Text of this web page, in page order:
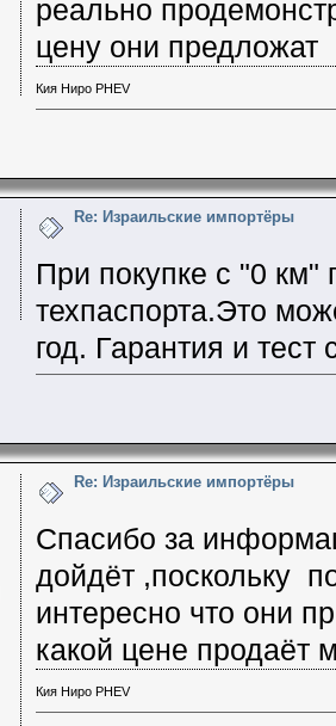
реально
цену они предложат
Кия Ниро PHEV
Re: Израильские импортёры
При покупке с "0 км"
техпаспорта.Это
год. Гарантия и тест
Re: Израильские импортёры
Спасибо за
дойдёт ,поскольку
интересно что они
какой цене
Кия Ниро PHEV